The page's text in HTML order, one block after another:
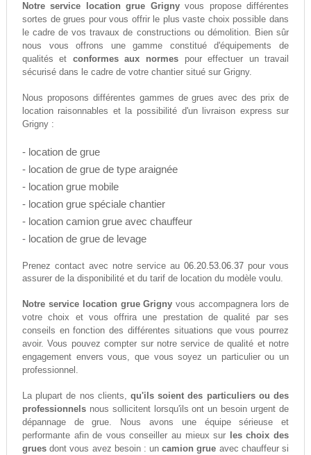
Notre service location grue Grignyvous propose différentes
sortes de grues pour vous offrir le plus vaste choix possible dans
le cadre de vos travaux de constructions ou démolition. Bien sûr
nous vous offrons une gamme constitué d'équipements de
qualités et conformes aux normes pour effectuer un travail
sécurisé dans le cadre de votre chantier situé sur Grigny.
Nous proposons différentes gammes de grues avec des prix de
location raisonnables et la possibilité d'un livraison express sur
Grigny :
- location de grue
- location de grue de type araignée
- location grue mobile
- location grue spéciale chantier
- location camion grue avec chauffeur
- location de grue de levage
Prenez contact avec notre service au06.20.53.06.37 pour vous
assurer de la disponibilité et du tarif de location du modèle voulu.
Notre service location grue Grigny vous accompagnera lors de
votre choix et vous offrira une prestation de qualité par ses
conseils en fonction des différentes situations que vous pourrez
avoir. Vous pouvez compter sur notre service de qualité et notre
engagement envers vous, que vous soyez un particulier ou un
professionnel.
La plupart de nos clients, qu'ils soient des particuliers ou des
professionnelsnous sollicitent lorsqu'ils ont un besoin urgent de
dépannage de grue. Nous avons une équipe sérieuse et
performante afin de vous conseiller au mieux sur
les choix des
gruesdont vous avez besoin : uncamion grue avec chauffeur si